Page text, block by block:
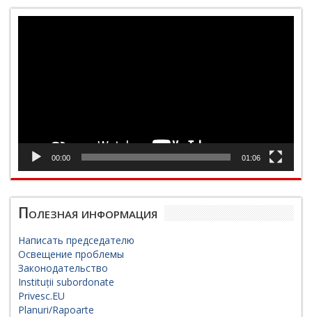
00:00 01:06
Полезная информация
Написать председателю
Освещение проблемы
Законодательство
Instituții subordonate
Privesc.EU
Planuri/Rapoarte